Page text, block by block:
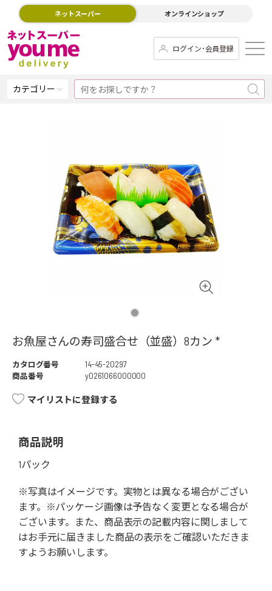
ネットスーパー オンラインショップ
ログイン･会員登録
カテゴリー
お魚屋さんの寿司盛合せ（並盛）8カン *
カタログ番号
14-45-20297
商品番号
y0261066000000
マイリストに登録する
商品説明
1パック
※写真はイメージです。実物とは異なる場合がござい
ます。※パッケージ画像は予告なく変更となる場合が
ございます。また、商品表示の記載内容に関しまして
はお手元に届きました商品の表示をご確認いただきま
すようお願いします。